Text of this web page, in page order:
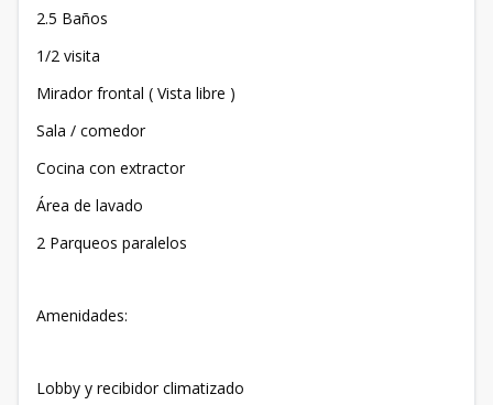
2.5 Baños
1/2 visita
Mirador frontal ( Vista libre )
Sala / comedor
Cocina con extractor
Área de lavado
2 Parqueos paralelos
Amenidades:
Lobby y recibidor climatizado